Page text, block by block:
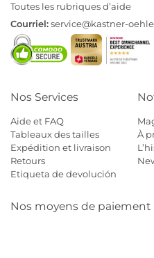
Toutes les rubriques d’aide
Courriel:service@kastner-
Nos Services
Aide et FAQ
Tableaux des tailles
Expédition et livraison
Retours
Etiqueta de devolución
À
Nos moyens de paiement